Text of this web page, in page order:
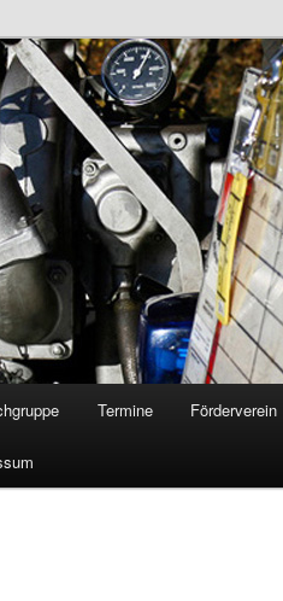
Rodenkirchen
Termine Förderverein